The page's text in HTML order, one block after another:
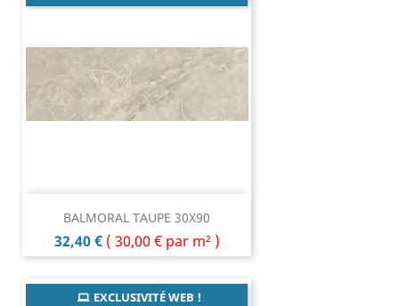
BALMORAL TAUPE 30X90
Prix
32,40 € ( 30,00 € par m² )
EXCLUSIVITÉ WEB !